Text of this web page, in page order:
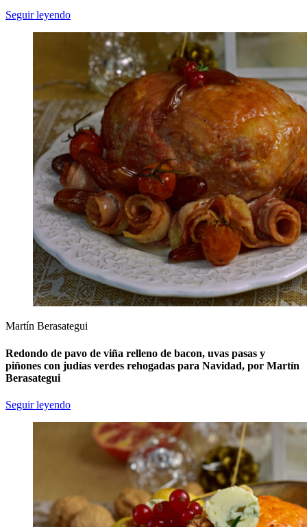
Seguir leyendo
Martín Berasategui
Redondo de pavo de viña relleno de bacon, uvas pasas y
piñones con judías verdes rehogadas para Navidad, por Martín
Berasategui
Seguir leyendo